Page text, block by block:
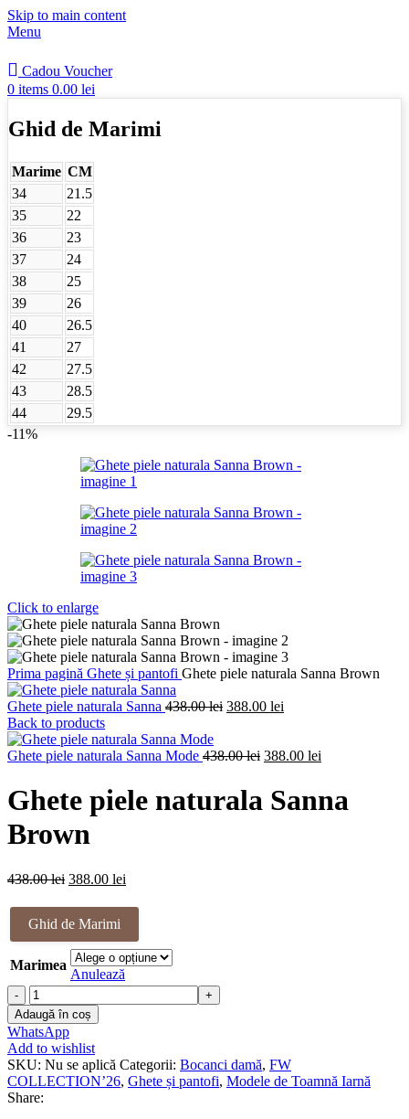
Skip to main content
Menu
Cadou Voucher
0 items 0.00 lei
Ghid de Marimi
Marime CM
34
21.5
35
22
36
23
37
24
38
25
39
26
40
26.5
41
27
42
27.5
43
28.5
44
29.5
-11%
Click to enlarge
Prima pagină Ghete și pantofi Ghete piele naturala Sanna Brown
Ghete piele naturala Sanna 438.00lei Prețul
fost:
388.00 lei
388.00 lei.
Back to products
Ghete piele naturala Sanna Mode 438.00lei Prețul
fost:
388.00 lei
388.00 lei.
Ghete piele naturala Sanna
Brown
438.00lei Prețul
a
fost:
438.00 lei.
388.00 lei
este:
Ghid de Marimi
Marimea
Anulează
Cantitate
Ghete
piele
naturala
Sanna
Brown
Adaugă în coș
WhatsApp
Add to wishlist
SKU: Nu se aplică Categorii: Bocanci damă, FW
COLLECTION’26, Ghete și pantofi, Modele de Toamnă Iarnă
Share: